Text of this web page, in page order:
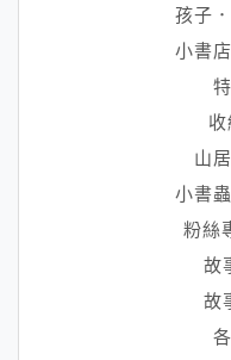
孩子
小書
山
小書
粉絲
故
故